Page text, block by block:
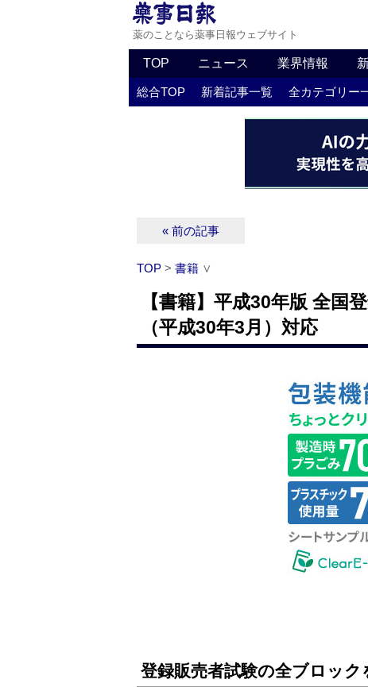
薬のことなら薬事日報ウェブサイト
TOP ニュース 業界情報
総合TOP 新着記事一覧 全カテゴリー
« 前の記事
TOP > 書籍 ∨
【書籍】平成30年版 全国
（平成30年3月）対応
登録販売者試験の全ブロック